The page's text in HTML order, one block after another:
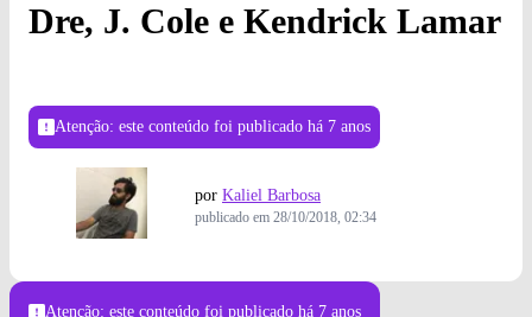
Dre, J. Cole e Kendrick Lamar
Atenção: este conteúdo foi publicado há 7 anos
por Kaliel Barbosa
publicado em 28/10/2018, 02:34
Atenção: este conteúdo foi publicado há 7 anos